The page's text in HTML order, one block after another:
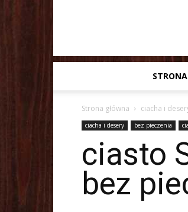
Strona główna ciacha i
ciacha i desery bez pieczenia
ciasto
bez